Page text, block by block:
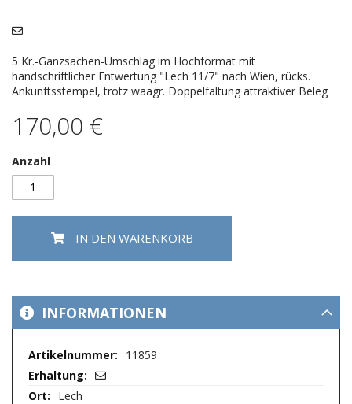
5 Kr.-Ganzsachen-Umschlag im Hochformat mit
handschriftlicher Entwertung "Lech 11/7" nach Wien, rücks.
Ankunftsstempel, trotz waagr. Doppelfaltung attraktiver Beleg
170,00 €
Anzahl
IN DEN WARENKORB
springen
INFORMATIONEN
Mehr
11859
Lech